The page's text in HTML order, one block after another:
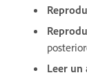
Leer un